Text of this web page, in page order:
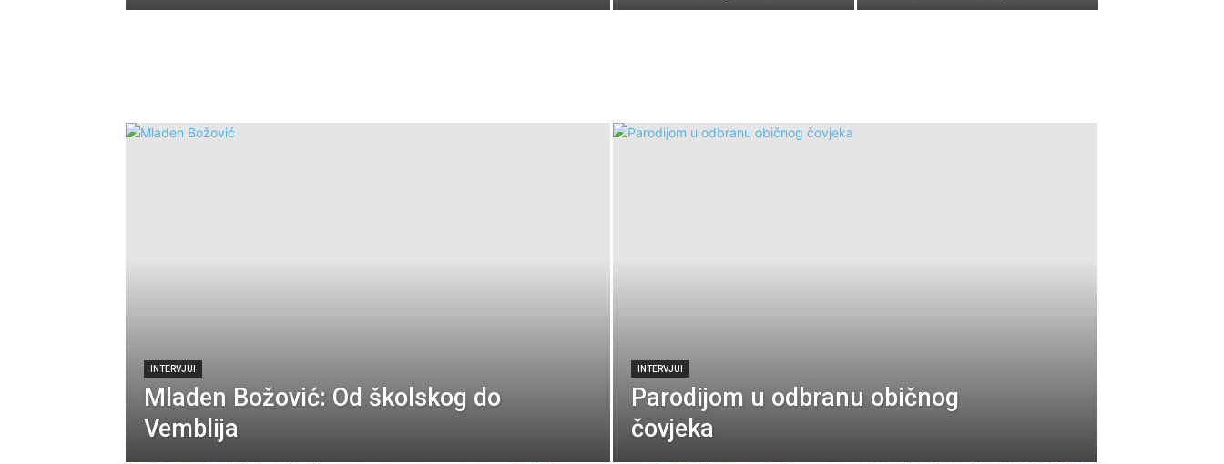
INTERVJUI
Mladen Božović: Od školskog do
Vemblija
INTERVJUI
Parodijom u odbranu običnog
čovjeka